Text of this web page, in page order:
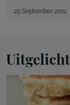
29 September 2021
Uitgelicht